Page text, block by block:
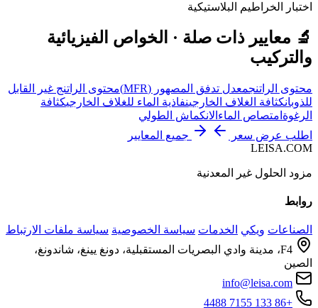
اختبار الخراطيم البلاستيكية
🔬 معايير ذات صلة · الخواص الفيزيائية
والتركيب
محتوى الراتنجمعدل تدفق المصهور (MFR)
محتوى الراتنج غير القابل
للذوبانكثافة الغلاف الخارجينفاذية الماء للغلاف الخارجيكثافة
الرغوة امتصاص الماء الانكماش الطولي
اطلب عرض سعر
جميع المعايير
LEISA.COM
مزود الحلول غير المعدنية
روابط
الصناعات ويكي الخدمات سياسة الخصوصية سياسة ملفات الارتباط
F4، مدينة وادي البصريات المستقبلية، دونغ يينغ، شاندونغ،
الصين
info@leisa.com
+86 133 7155 4488